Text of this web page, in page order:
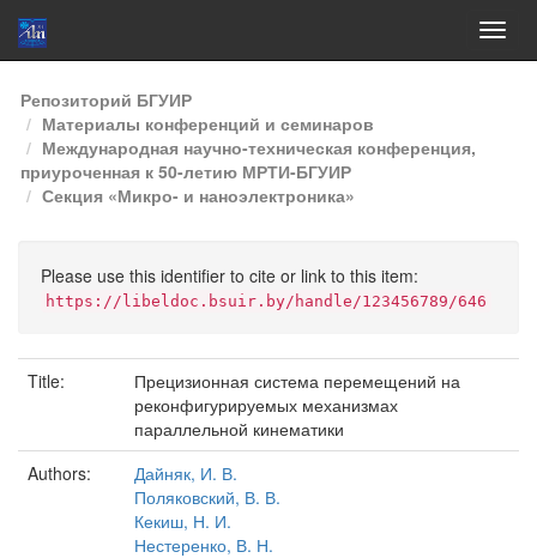
Skip
navigation
Репозиторий БГУИР
Материалы конференций и семинаров
Международная научно-техническая конференция,
приуроченная к 50-летию МРТИ-БГУИР
Секция «Микро- и наноэлектроника»
Please use this identifier to cite or link to this item:
https://libeldoc.bsuir.by/handle/123456789/646
Title:
Прецизионная система перемещений на
реконфигурируемых механизмах
параллельной кинематики
Authors:
Дайняк, И. В.
Поляковский, В. В.
Кекиш, Н. И.
Нестеренко, В. Н.